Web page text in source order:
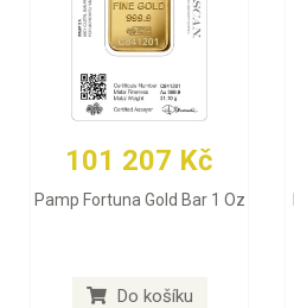
101 207 Kč
Pamp Fortuna Gold Bar 1 Oz
Do košíku